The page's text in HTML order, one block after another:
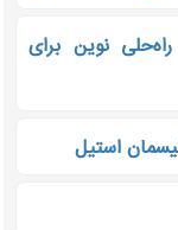
نوین برای
استیل